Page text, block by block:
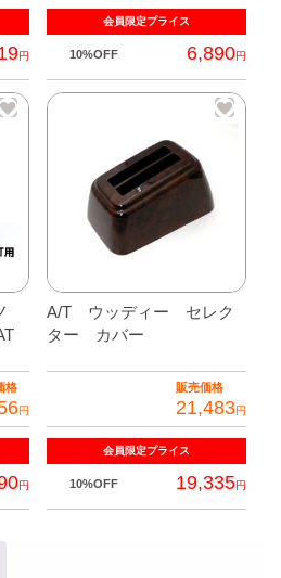
円
会員限定プライス
10%OFF 6,890円
格
円
円
A/T ウッディー セレク
ター カバー
販売価格
21,483円
会員限定プライス
10%OFF 19,335円